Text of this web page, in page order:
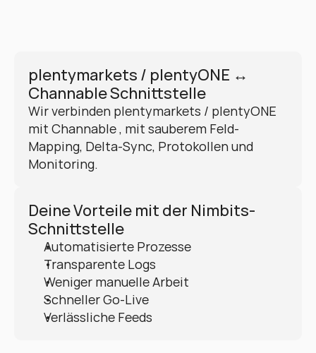
plentymarkets / plentyONE ↔
Channable Schnittstelle
Wir verbinden plentymarkets / plentyONE
mit Channable , mit sauberem Feld-
Mapping, Delta-Sync, Protokollen und
Monitoring.
Deine Vorteile mit der Nimbits-
Schnittstelle
Automatisierte Prozesse
Transparente Logs
Weniger manuelle Arbeit
Schneller Go-Live
Verlässliche Feeds